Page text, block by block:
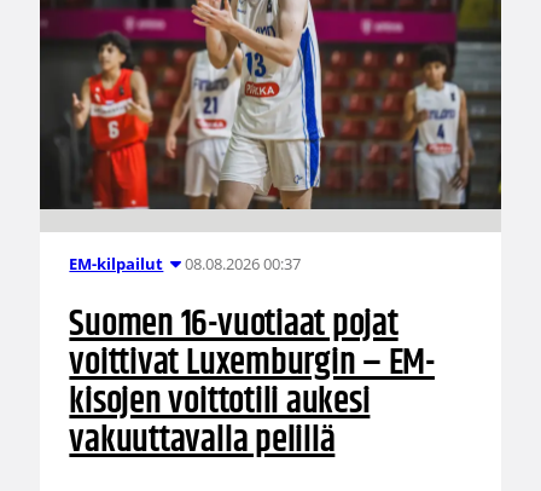
EM-kilpailut 08.08.2026 00:37
Suomen 16-vuotiaat pojat
voittivat Luxemburgin – EM-
kisojen voittotili aukesi
vakuuttavalla pelillä